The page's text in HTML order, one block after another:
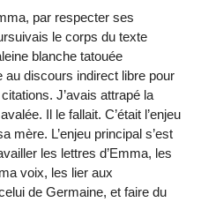
par respecter ses
le corps du texte
blanche tatouée
au discours indirect libre pour
J’avais attrapé la
Il le fallait. C’était l’enjeu
mère. L’enjeu principal s’est
les lettres d’Emma, les
voix, les lier aux
de Germaine, et faire du